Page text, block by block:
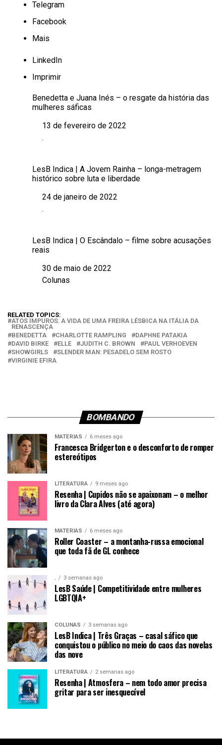
Telegram
Facebook
Mais
LinkedIn
Imprimir
Benedetta e Juana Inés – o resgate da história das
mulheres sáficas
Data13 de fevereiro de 2022
Em relação a
.
LesB Indica | A Jovem Rainha – longa-metragem
histórico sobre luta e liberdade
Data
24 de janeiro de 2022
Em relação a
.
LesB Indica | O Escândalo – filme sobre acusações
reais
Data
30 de maio de 2022
Em relação a
Colunas
RELATED TOPICS:
ATOS IMPUROS: A VIDA DE UMA FREIRA LÉSBICA NA ITÁLIA DA
RENASCENÇA
BENEDETTA
CHARLOTTE RAMPLING
DAPHNE PATAKIA
DAVID BIRKE
ELLE JUDITH C. BROWN
PAUL VERHOEVEN
SHOWGIRLS
SLENDER MAN: PESADELO SEM ROSTO
VIRGINIE EFIRA
BOMBANDO
MATÉRIAS 6 meses ago
Francesca Bridgerton e o desconforto de romper
estereótipos
LITERATURA 9 meses ago
Resenha | Cupidos não se apaixonam – o melhor
livro da Clara Alves (até agora)
MATÉRIAS 6 meses ago
Roller Coaster – a montanha-russa emocional
que toda fã de GL conhece
. 3 semanas ago
LesB Saúde | Competitividade entre mulheres
LGBTQIA+
COLUNAS 3 semanas ago
LesB Indica | Três Graças – casal sáfico que
conquistou o público no meio do caos das novelas
das nove
LITERATURA 2 semanas ago
Resenha | Atmosfera – nem todo amor precisa
gritar para ser inesquecível